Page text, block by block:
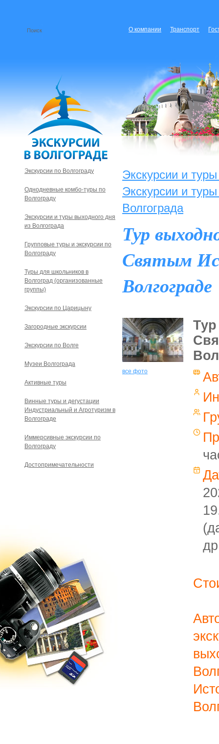
О компании Транспорт
Экскурсии и
Экскурсии и
Волгограда
Тур
Святым
Волгограде
все фото
Экскурсии по Волгограду
Однодневные комбо-туры по
Волгограду
Экскурсии и туры выходного дня
из Волгограда
Групповые туры и экскурсии по
Волгограду
Туры для школьников в
Волгоград (организованные
группы)
Экскурсии по Царицыну
Загородные экскурсии
Экскурсии по Волге
Музеи Волгограда
Активные туры
Винные туры и дегустации
Индустриальный и Агротуризм в
Волгограде
Иммерсивные экскурсии по
Волгограду
Достопримечательности